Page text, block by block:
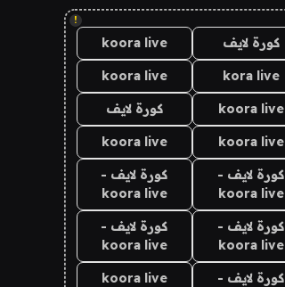
!
كورة لايف koora live
kora live
koora live
koora live كورة لايف
koora live
koora live
كورة لايف -
koora live
كورة لايف -
koora live
كورة لايف -
koora live
كورة لايف -
koora live
كورة لايف -
koora live